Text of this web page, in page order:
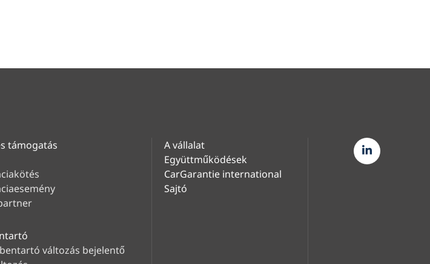
támogatás
változás bejelentő
A vállalat
Együttműködések
CarGarantie international
Sajtó